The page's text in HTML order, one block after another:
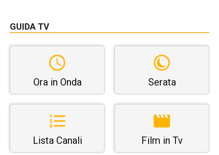
GUIDA TV
Ora in Onda Serata
Lista Canali Film in Tv